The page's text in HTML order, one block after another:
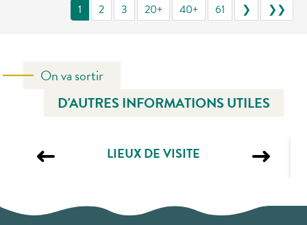
1 2 3 20+ 40+ 61 ❯ ❯❯
On va sortir
D'AUTRES INFORMATIONS UTILES
LIEUX DE VISITE